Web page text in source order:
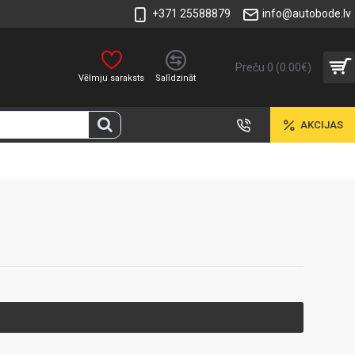
+371 25588879 info@autobode.lv
Vēlmju saraksts Salīdzināt
Preču 0 (0.00€)
AKCIJAS